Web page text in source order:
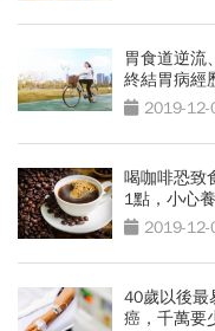
胃食道逆流
終結胃病經
2019-12-
喝咖啡恐致
1點，小心
2019-12-
40歲以後最
癌，千萬要